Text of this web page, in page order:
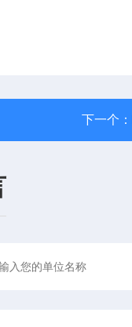
下一个：